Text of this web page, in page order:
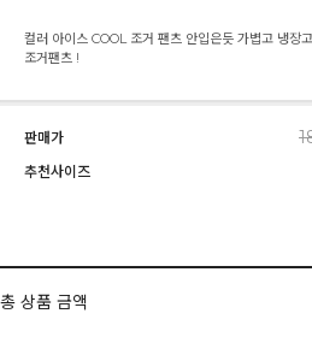
컬러 아이스 COOL 조거 팬츠 안입은듯 가볍고 냉장
조거팬츠 !
판매가
추천사이즈
총 상품 금액